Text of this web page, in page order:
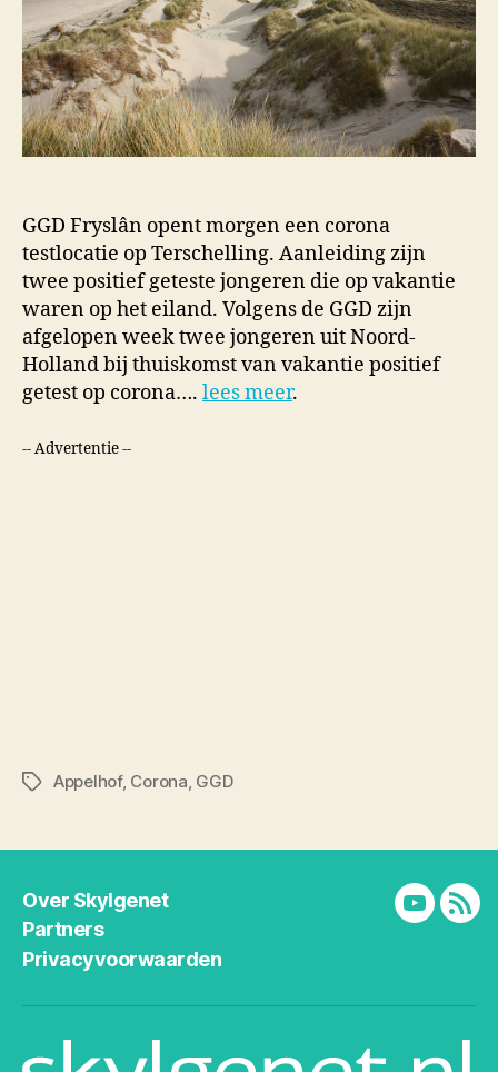
GGD Fryslân opent morgen een corona
testlocatie op Terschelling. Aanleiding zijn
twee positief geteste jongeren die op vakantie
waren op het eiland. Volgens de GGD zijn
afgelopen week twee jongeren uit Noord-
Holland bij thuiskomst van vakantie positief
getest op corona…. lees meer.
-- Advertentie --
TagsAppelhof, Corona, GGD
Over Skylgenet
Partners
Privacyvoorwaarden
YouTube
RSS